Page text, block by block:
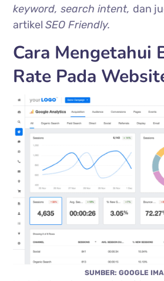
keyword, search intent, dan
artikelSEO Friendly.
Cara Mengetahui
Rate Pada
SUMBER: GOOGLE